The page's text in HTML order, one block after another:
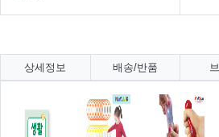
상세정보 배송/반품